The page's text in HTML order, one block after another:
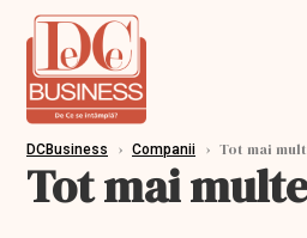
DCBusiness › Companii › Tot mai
Tot mai